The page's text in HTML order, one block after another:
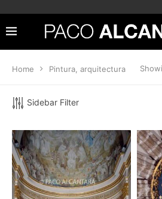
Home Pintura, arquitectura
Sidebar Filter